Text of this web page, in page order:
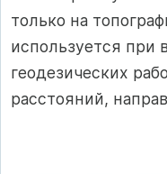
только на
используется при
геодезических
расстояний,